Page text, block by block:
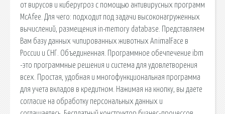
от вирусов и киберугроз с помощью антивирусных программ
McAfee. Для чего: подходит под задачи высоконагруженных
вычислений, размещения in-memory database. Представляем
Вам базу данных чипированных животных AnimalFace в
России и СНГ. Объединенная. Программное обечпечение ibm
-это программные решения и система для удовлетворения
всех. Простая, удобная и многофункциональная программа
для учета вкладов в кредитном. Нажимая на кнопку, вы даете
согласие на обработку персональных данных и